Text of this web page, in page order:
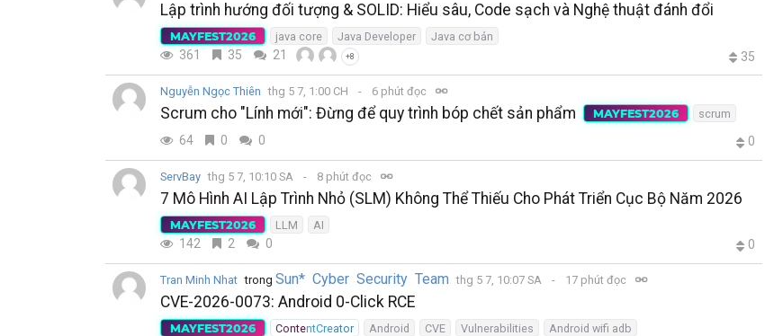
Lập trình hướng đối tượng & SOLID: Hiểu sâu, Code sạch và Nghệ thuật đánh đổi
MAYFEST2026 java core Java Developer Java cơ bản
361 35 21 +8 35
Nguyễn Ngọc Thiên thg 5 7, 1:00 CH 6 phút đọc
Scrum cho "Lính mới": Đừng để quy trình bóp chết sản phẩm MAYFEST2026 scrum
64 0 0 0
ServBay thg 5 7, 10:10 SA 8 phút đọc
7 Mô Hình AI Lập Trình Nhỏ (SLM) Không Thể Thiếu Cho Phát Triển Cục Bộ Năm 2026
MAYFEST2026 LLM AI
142 2 0 0
Tran Minh Nhat trong Sun* Cyber Security Team thg 5 7, 10:07 SA 17 phút đọc
CVE-2026-0073: Android 0-Click RCE
MAYFEST2026 ContentCreator Android CVE Vulnerabilities Android wifi adb